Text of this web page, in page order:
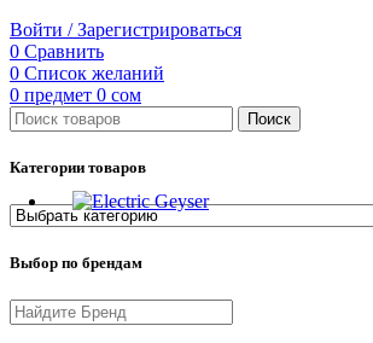
Войти / Зарегистрироваться
0 Сравнить
0 Список желаний
0 предмет 0 сом
Поиск
Категории товаров
Выбор по брендам